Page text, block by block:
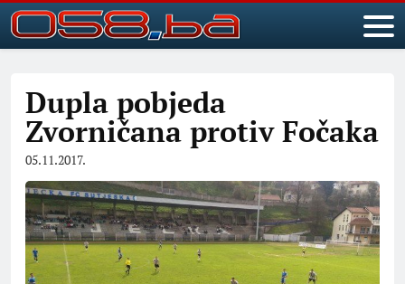
Dupla pobjeda
Zvorničana protiv Fočaka
05.11.2017.